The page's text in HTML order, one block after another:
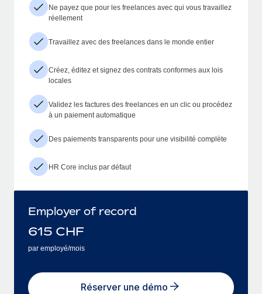
Ne payez que pour les freelances avec qui vous travaillez
réellement
Travaillez avec des freelances dans le monde entier
Créez, éditez et signez des contrats conformes aux lois
locales
Validez les factures des freelances en un clic ou procédez
à un paiement automatique
Des paiements transparents pour une visibilité complète
HR Core inclus par défaut
Employer of record
615 CHF
par employé/mois
Réserver une démo